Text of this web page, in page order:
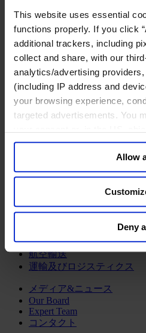
This website uses essential
functions properly. If you click
additional trackers, including
collect and share, with our
analytics/advertising
(including IP address and
your browsing experience,
targeted advertisements. You
your data for targeted
Sell or Share My Personal
the website. You must opt-out
browser. For additional
general collection and use of
Allow
Deny
金融サービス
アセットマネジメント
インフラ事業
ウェルスマネジメント
デジタル資産、暗号資産、
プライベート・エクイティ
リスクマネジメント
保険
投資銀行及びマーケット
政府系投資ファンド
金融テクノロジー（フィン
サービス
ビジネスサービス
プロフェッショナルサービ
ホスピタリティ、旅行・レ
不動産
航空輸送
運輸及びロジスティクス
メディア&ニュース
Our Board
Expert Team
コンタクト